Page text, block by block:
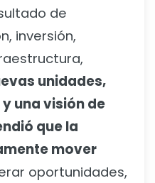
de
inversión,
unidades,
una visión de
que la
mover
oportunidades,